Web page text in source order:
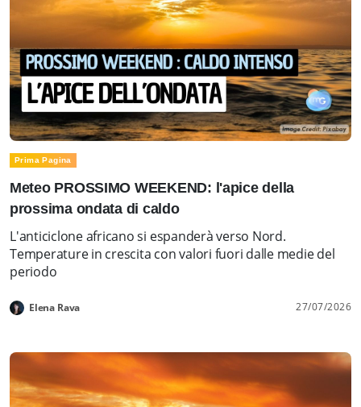
Prima Pagina
Meteo PROSSIMO WEEKEND: l'apice della
prossima ondata di caldo
L'anticiclone africano si espanderà verso Nord.
Temperature in crescita con valori fuori dalle medie del
periodo
Elena Rava 27/07/2026